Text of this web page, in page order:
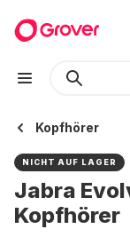
Kopfhörer
NICHT AUF LAGER
Jabra
Kopfhörer